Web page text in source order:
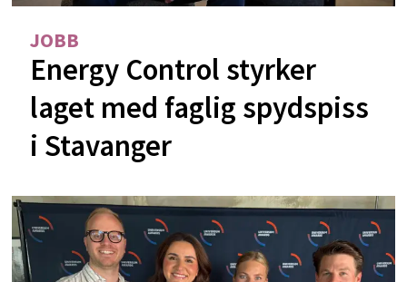
JOBB
Energy Control styrker
laget med faglig spydspiss
i Stavanger